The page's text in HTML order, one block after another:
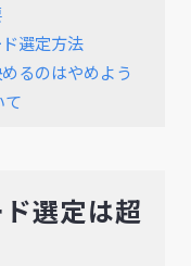
選定方法
るのはやめよう
て
選定は超